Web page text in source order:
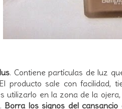
. Contiene partículas de luz
producto sale con facilidad,
utilizarlo en la zona de la
Borra los signos del